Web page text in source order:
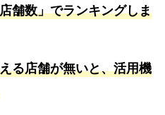
舗数」でランキングしま
る店舗が無いと、活用機